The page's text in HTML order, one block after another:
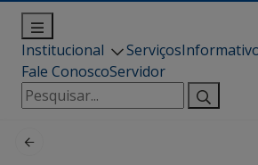
Institucional Serviços
Fale ConoscoServidor
Pesquisar
por: